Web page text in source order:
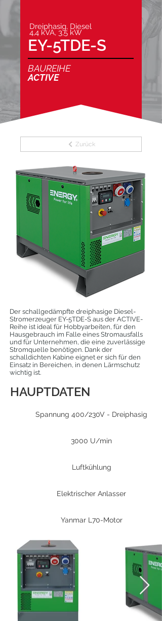
Dreiphasig, Diesel
4,4 kVA, 3,5 kW
EY-5TDE-S
BAUREIHE
ACTIVE
Zurück
Der schallgedämpfte dreiphasige Diesel-
Stromerzeuger EY-5TDE-S aus der ACTIVE-
Reihe ist ideal für Hobbyarbeiten, für den
Hausgebrauch im Falle eines Stromausfalls
und für Unternehmen, die eine zuverlässige
Stromquelle benötigen. Dank der
schalldichten Kabine eignet er sich für den
Einsatz in Bereichen, in denen Lärmschutz
wichtig ist.
HAUPTDATEN
Spannung 400/230V - Dreiphasig
3000 U/min
Luftkühlung
Elektrischer Anlasser
Yanmar L70-Motor